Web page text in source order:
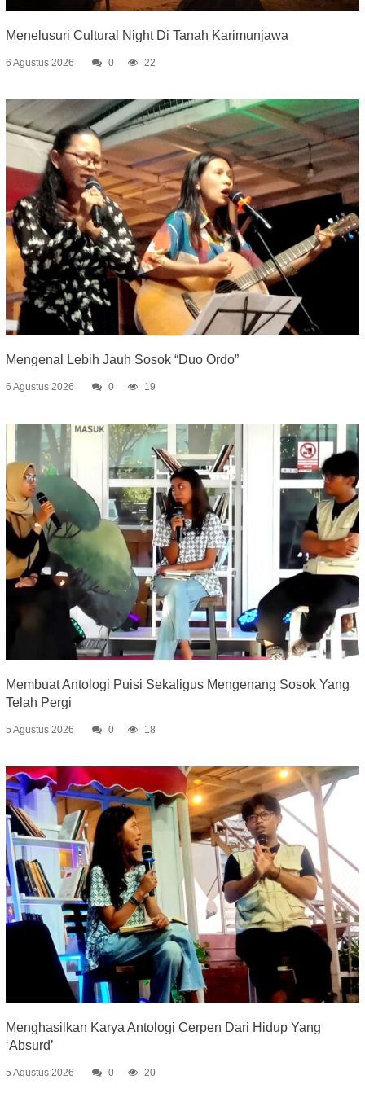
Menelusuri Cultural Night Di Tanah Karimunjawa
6 Agustus 2026 0 22
Mengenal Lebih Jauh Sosok “Duo Ordo”
6 Agustus 2026 0 19
Membuat Antologi Puisi Sekaligus Mengenang Sosok Yang
Telah Pergi
5 Agustus 2026 0 18
Menghasilkan Karya Antologi Cerpen Dari Hidup Yang
‘Absurd’
5 Agustus 2026 0 20